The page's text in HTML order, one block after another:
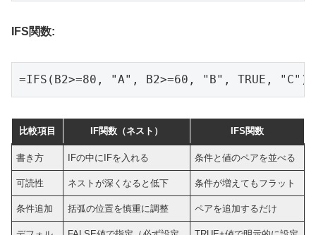
IFS関数:
=IFS(B2>=80, "A", B2>=60, "B", TRUE, "C")
比較項目 IF関数（ネスト） IFS関数
書き方 IFの中にIFを入れる 条件と値のペアを並べる
可読性 ネストが深くなると低下 条件が増えてもフラット
条件追加 括弧の位置を慎重に調整 ペアを追加するだけ